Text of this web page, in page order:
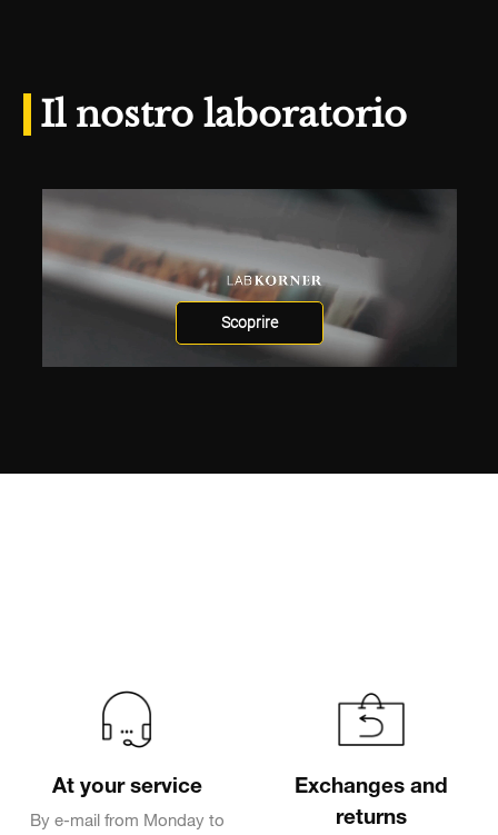
Il nostro laboratorio
Scoprire
At your service
By e-mail from Monday to
Exchanges and
returns